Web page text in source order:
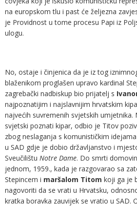
na europskom tlu i past će željezna
je Providnost u tome procesu Papi iz
ulogu.
No, ostaje i činjenica da je iz tog
blaženikom proglašen upravo kardinal
zagrebački nadbiskup bio prijatelj s
najpoznatijim i najslavnijim hrvatskim
najvećih suvremenih svjetskih umjetnika.
svjetski poznati kipar, odbio je Titov
zbog neslaganja s komunističkim
u SAD gdje je dobio državljanstvo i
Sveučilištu Notre Dame. Do smrti
jednom, 1959., kada je razgovarao sa
Stepincem i maršalom Titom koji ga je
nagovoriti da se vrati u Hrvatsku,
kratka boravka zauvijek se vratio u SAD.